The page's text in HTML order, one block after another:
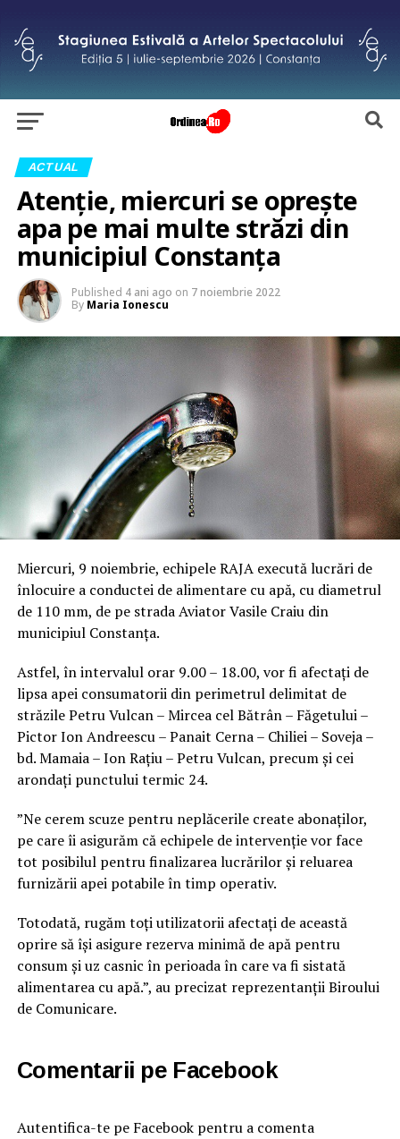
ACTUAL
Atenție, miercuri se oprește
apa pe mai multe străzi din
municipiul Constanța
Published 4 ani ago on 7 noiembrie 2022
By Maria Ionescu
Miercuri, 9 noiembrie, echipele RAJA execută lucrări de
înlocuire a conductei de alimentare cu apă, cu diametrul
de 110 mm, de pe strada Aviator Vasile Craiu din
municipiul Constanța.
Astfel, în intervalul orar 9.00 – 18.00, vor fi afectați de
lipsa apei consumatorii din perimetrul delimitat de
străzile Petru Vulcan – Mircea cel Bătrân – Făgetului –
Pictor Ion Andreescu – Panait Cerna – Chiliei – Soveja –
bd. Mamaia – Ion Rațiu – Petru Vulcan, precum și cei
arondați punctului termic 24.
”Ne cerem scuze pentru neplăcerile create abonaților,
pe care îi asigurăm că echipele de intervenție vor face
tot posibilul pentru finalizarea lucrărilor și reluarea
furnizării apei potabile în timp operativ.
Totodată, rugăm toți utilizatorii afectați de această
oprire să își asigure rezerva minimă de apă pentru
consum și uz casnic în perioada în care va fi sistată
alimentarea cu apă.”, au precizat reprezentanții Biroului
de Comunicare.
Comentarii pe Facebook
Autentifica-te pe Facebook pentru a comenta